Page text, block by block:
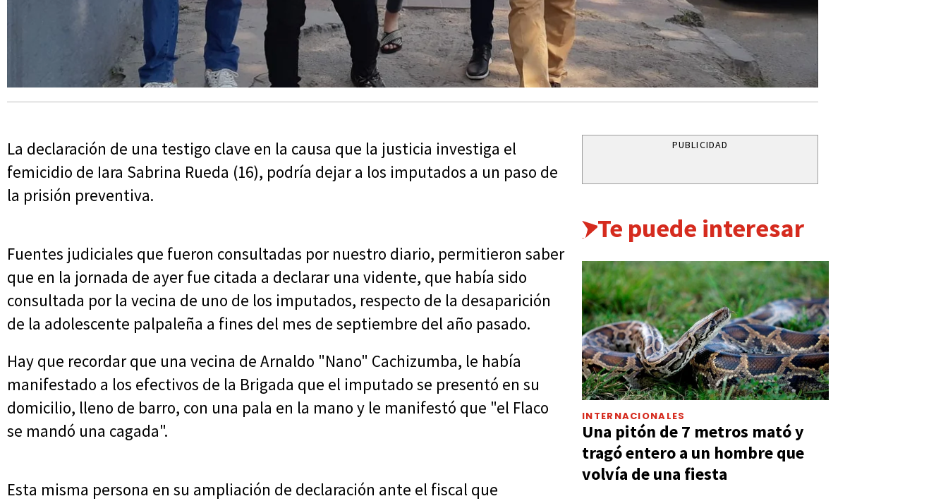
La declaración de una testigo clave en la causa que la justicia investiga el
femicidio de Iara Sabrina Rueda (16), podría dejar a los imputados a un paso de
la prisión preventiva.
Fuentes judiciales que fueron consultadas por nuestro diario, permitieron saber
que en la jornada de ayer fue citada a declarar una vidente, que había sido
consultada por la vecina de uno de los imputados, respecto de la desaparición
de la adolescente palpaleña a fines del mes de septiembre del año pasado.
Hay que recordar que una vecina de Arnaldo "Nano" Cachizumba, le había
manifestado a los efectivos de la Brigada que el imputado se presentó en su
domicilio, lleno de barro, con una pala en la mano y le manifestó que "el Flaco
se mandó una cagada".
Esta misma persona en su ampliación de declaración ante el fiscal que
PUBLICIDAD
Te puede interesar
INTERNACIONALES
Una pitón de 7 metros mató y
tragó entero a un hombre que
volvía de una fiesta